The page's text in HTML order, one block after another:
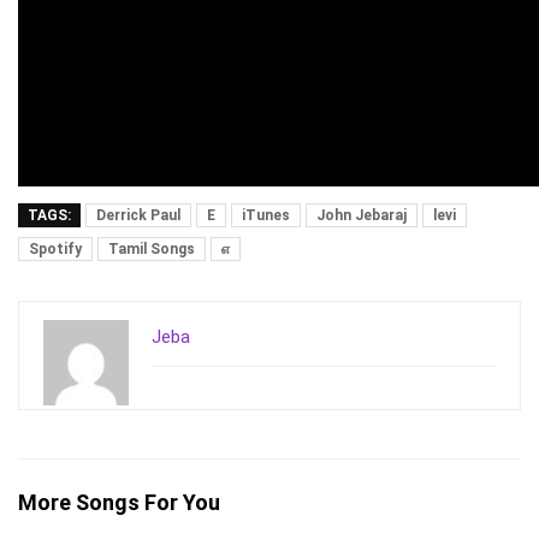
TAGS: Derrick Paul E iTunes John Jebaraj
levi
Spotify
Tamil Songs எ
Jeba
More Songs For You